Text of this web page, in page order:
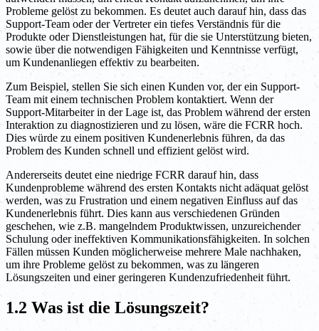
Probleme gelöst zu bekommen. Es deutet auch darauf hin, dass das
Support-Team oder der Vertreter ein tiefes Verständnis für die
Produkte oder Dienstleistungen hat, für die sie Unterstützung bieten,
sowie über die notwendigen Fähigkeiten und Kenntnisse verfügt,
um Kundenanliegen effektiv zu bearbeiten.
Zum Beispiel, stellen Sie sich einen Kunden vor, der ein Support-
Team mit einem technischen Problem kontaktiert. Wenn der
Support-Mitarbeiter in der Lage ist, das Problem während der ersten
Interaktion zu diagnostizieren und zu lösen, wäre die FCRR hoch.
Dies würde zu einem positiven Kundenerlebnis führen, da das
Problem des Kunden schnell und effizient gelöst wird.
Andererseits deutet eine niedrige FCRR darauf hin, dass
Kundenprobleme während des ersten Kontakts nicht adäquat gelöst
werden, was zu Frustration und einem negativen Einfluss auf das
Kundenerlebnis führt. Dies kann aus verschiedenen Gründen
geschehen, wie z.B. mangelndem Produktwissen, unzureichender
Schulung oder ineffektiven Kommunikationsfähigkeiten. In solchen
Fällen müssen Kunden möglicherweise mehrere Male nachhaken,
um ihre Probleme gelöst zu bekommen, was zu längeren
Lösungszeiten und einer geringeren Kundenzufriedenheit führt.
1.2 Was ist die Lösungszeit?